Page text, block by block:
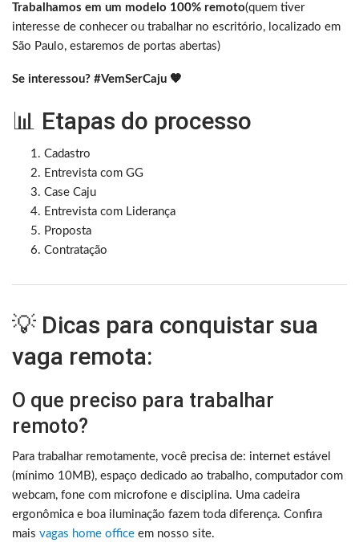
Trabalhamos em um modelo 100% remoto(quem tiver
interesse de conhecer ou trabalhar no escritório, localizado em
São Paulo, estaremos de portas abertas)
Se interessou? #VemSerCaju 🧡
📊 Etapas do processo
Cadastro
Entrevista com GG
Case Caju
Entrevista com Liderança
Proposta
Contratação
💡 Dicas para conquistar sua
vaga remota:
O que preciso para trabalhar
remoto?
Para trabalhar remotamente, você precisa de: internet estável
(mínimo 10MB), espaço dedicado ao trabalho, computador com
webcam, fone com microfone e disciplina. Uma cadeira
ergonômica e boa iluminação fazem toda diferença. Confira
mais vagas home office em nosso site.